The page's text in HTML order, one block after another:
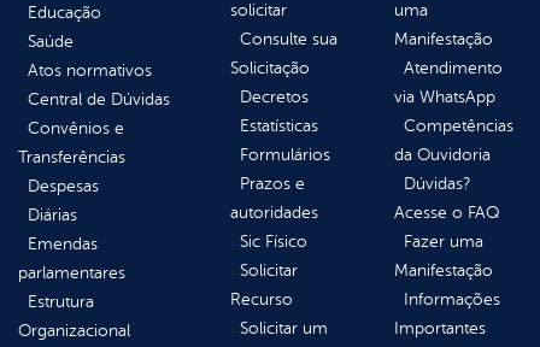
Educação
Saúde
Atos normativos
Central de Dúvidas
Convênios e
Transferências
Despesas
Diárias
Emendas
parlamentares
Estrutura
Organizacional
solicitar
Consulte sua
Solicitação
Decretos
Estatísticas
Formulários
Prazos e
autoridades
Sic Físico
Solicitar
Recurso
Solicitar um
uma
Manifestação
Atendimento
via WhatsApp
Competências
da Ouvidoria
Dúvidas?
Acesse o FAQ
Fazer uma
Manifestação
Informações
Importantes